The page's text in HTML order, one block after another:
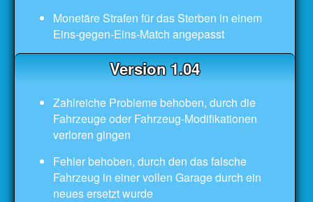
Monetäre Strafen für das Sterben in einem
Eins-gegen-Eins-Match angepasst
Version 1.04
Zahlreiche Probleme behoben, durch die
Fahrzeuge oder Fahrzeug-Modifikationen
verloren gingen
Fehler behoben, durch den das falsche
Fahrzeug in einer vollen Garage durch ein
neues ersetzt wurde